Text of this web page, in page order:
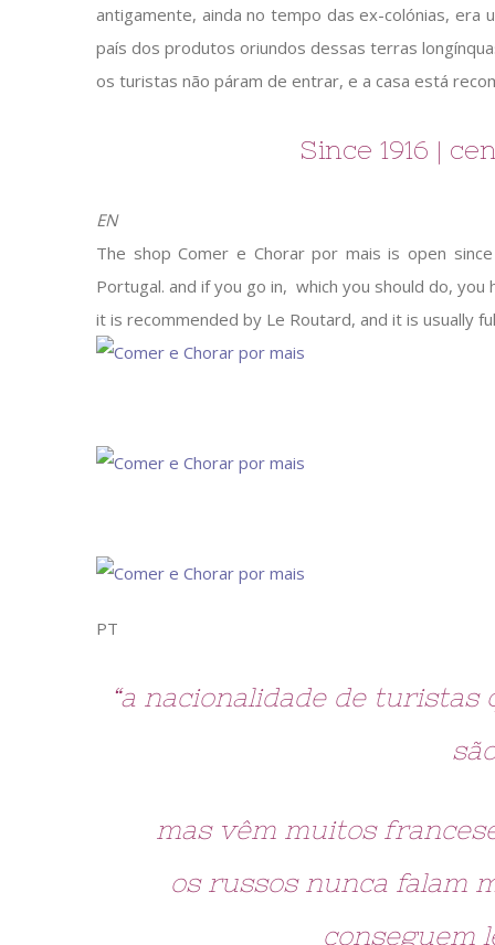
antigamente, ainda no tempo das ex-colónias, era
país dos produtos oriundos dessas terras
os turistas não páram de entrar, e a casa está
Since 1916 |
EN
The shop Comer e Chorar por mais is open
Portugal. and if you go in, which you should do,
it is recommended by Le Routard, and it is usually
PT
“a nacionalidade de turistas
mas vêm muitos
os russos nunca falam
conseguem